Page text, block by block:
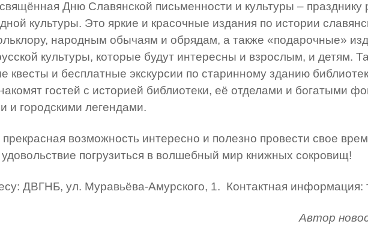
Дню Славянской письменности и культуры – празднику
культуры. Это яркие и красочные издания по истории
народным обычаям и обрядам, а также «подарочные»
культуры, которые будут интересны и взрослым, и детям.
квесты и бесплатные экскурсии по старинному зданию
гостей с историей библиотеки, её отделами и богатыми
и городскими легендами.
возможность интересно и полезно провести свое
погрузиться в волшебный мир книжных сокровищ!
ДВГНБ, ул. Муравьёва-Амурского, 1. Контактная информация:
Автор